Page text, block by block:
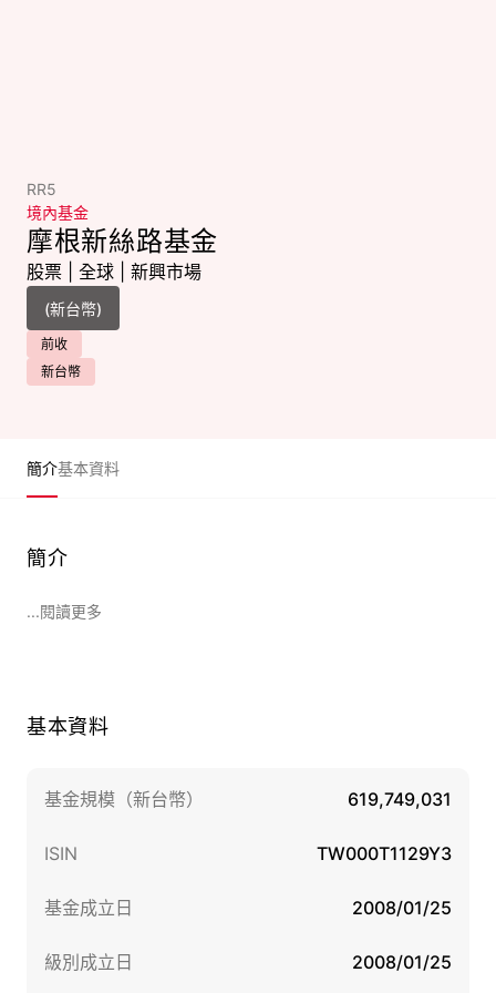
RR5
境內基金
摩根新絲路基金
股票 全球 新興市場
前收
新台幣
簡介基本資料
簡介
...閱讀更多
基本資料
基金規模（新台幣） 619,749,031
ISIN TW000T1129Y3
基金成立日 2008/01/25
級別成立日 2008/01/25